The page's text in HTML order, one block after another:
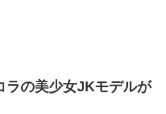
ラの美少女JKモデルが